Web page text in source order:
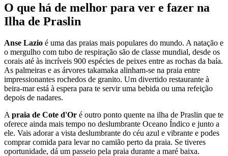
O que há de melhor para ver e fazer na
Ilha de Praslin
Anse Lazio é uma das praias mais populares do mundo. A natação e
o mergulho com tubo de respiração são de classe mundial, desde os
corais até às incríveis 900 espécies de peixes entre as rochas da baía.
As palmeiras e as árvores takamaka alinham-se na praia entre
impressionantes rochedos de granito. Um divertido restaurante à
beira-mar está à espera para te servir uma bebida ou uma refeição
depois de nadares.
A praia de Cote d'Or é outro ponto quente na ilha de Praslin que te
oferece ainda mais tempo no deslumbrante Oceano Índico e junto a
ele. Vais adorar a vista deslumbrante do céu azul e vibrante e podes
comprar comida para levar no camião perto da praia. Se tiveres
oportunidade, dá um passeio pela praia durante a maré baixa.